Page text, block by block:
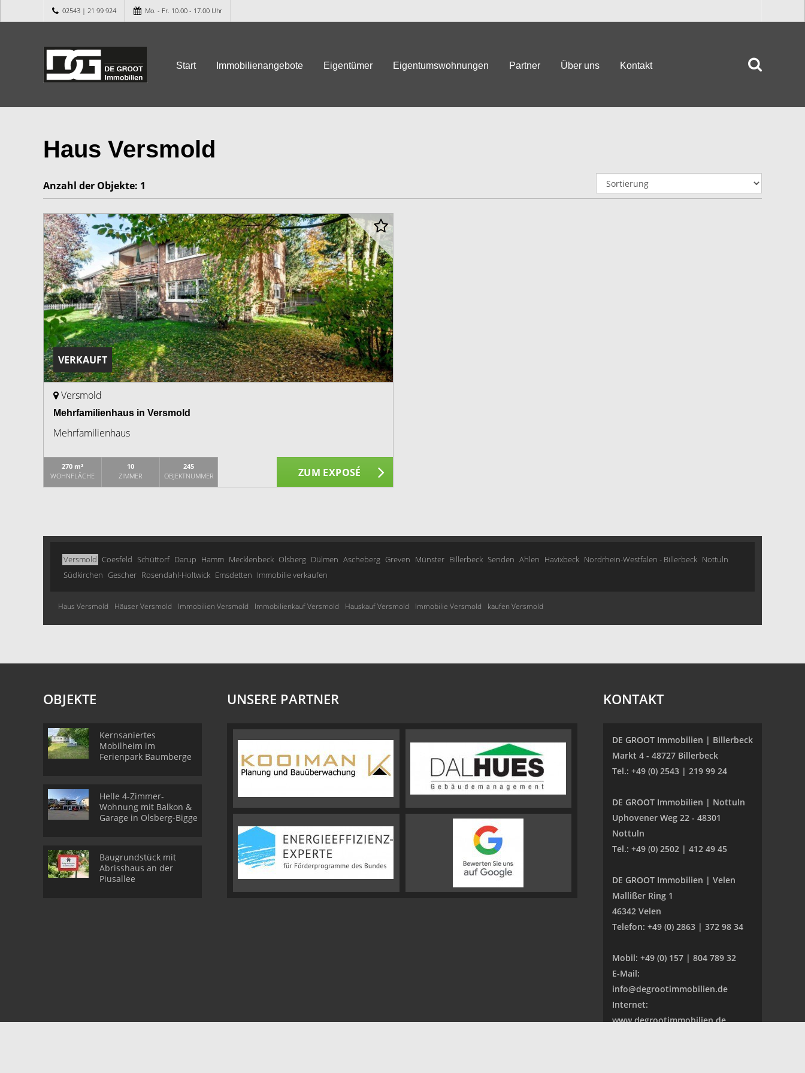
02543 | 21 99 924 Mo. - Fr. 10.00 - 17.00 Uhr
Start Immobilienangebote Eigentümer Eigentumswohnungen Partner Über uns Kontakt
Haus Versmold
Anzahl der Objekte: 1
VERKAUFT
Versmold
Mehrfamilienhaus in Versmold
Mehrfamilienhaus
270 m²
WOHNFLÄCHE
10
ZIMMER
245
OBJEKTNUMMER
ZUM EXPOSÉ
Versmold Coesfeld Schüttorf Darup Hamm Mecklenbeck Olsberg Dülmen Ascheberg Greven Münster Billerbeck Senden Ahlen Havixbeck Nordrhein-Westfalen - Billerbeck Nottuln
Südkirchen Gescher Rosendahl-Holtwick Emsdetten Immobilie verkaufen
Haus Versmold Häuser Versmold Immobilien Versmold Immobilienkauf Versmold Hauskauf Versmold Immobilie Versmold kaufen Versmold
OBJEKTE
Kernsaniertes
Mobilheim im
Ferienpark Baumberge
Helle 4-Zimmer-
Wohnung mit Balkon &
Garage in Olsberg-Bigge
Baugrundstück mit
Abrisshaus an der
Piusallee
UNSERE PARTNER KONTAKT
DE GROOT Immobilien | Billerbeck
Markt 4 - 48727 Billerbeck
Tel.: +49 (0) 2543 | 219 99 24
DE GROOT Immobilien | Nottuln
Uphovener Weg 22 - 48301
Nottuln
Tel.: +49 (0) 2502 | 412 49 45
DE GROOT Immobilien | Velen
Mallißer Ring 1
46342 Velen
Telefon: +49 (0) 2863 | 372 98 34
Mobil: +49 (0) 157 | 804 789 32
E-Mail:
info@degrootimmobilien.de
Internet:
www.degrootimmobilien.de